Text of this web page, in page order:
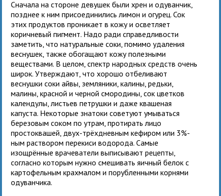
Сначала на стороне девушек были хрен и одуванчик,
позднее к ним присоединились лимон и огурец. Сок
этих продуктов проникает в кожу и осветляет
коричневый пигмент. Надо ради справедливости
заметить, что натуральные соки, помимо удаления
веснушек, также обогащают кожу полезными
веществами. В целом, спектр народных средств очень
широк. Утверждают, что хорошо отбеливают
веснушки соки айвы, земляники, калины, редьки,
малины, красной и черной смородины, сок цветков
календулы, листьев петрушки и даже квашеная
капуста. Некоторые знатоки советуют умываться
березовым соком по утрам, протирать лицо
простоквашей, двух-трёхдневным кефиром или 3%-
ным раствором перекиси водорода. Самые
изощрённые врачеватели выписывают рецепты,
согласно которым нужно смешивать яичный белок с
картофельным крахмалом и порубленными корнями
одуванчика.